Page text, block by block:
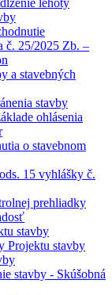
lehoty
č. 25/2025 Zb. –
a stavebných
stavby
ohlásenia
o stavebnom
15 vyhlášky č.
prehliadky
stavby
Projektu stavby
stavby - Skúšobná